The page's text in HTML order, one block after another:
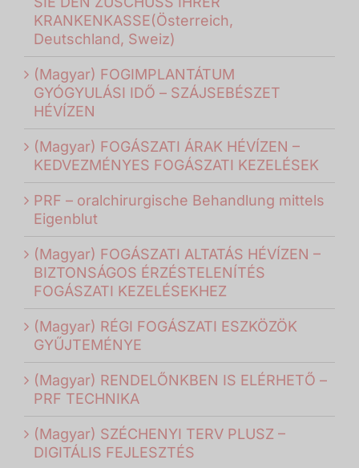
KRANKENKASSE(Österreich,
Deutschland, Sweiz)
(Magyar) FOGIMPLANTÁTUM
GYÓGYULÁSI IDŐ – SZÁJSEBÉSZET
HÉVÍZEN
(Magyar) FOGÁSZATI ÁRAK HÉVÍZEN –
KEDVEZMÉNYES FOGÁSZATI KEZELÉSEK
PRF – oralchirurgische Behandlung mittels
Eigenblut
(Magyar) FOGÁSZATI ALTATÁS HÉVÍZEN –
BIZTONSÁGOS ÉRZÉSTELENÍTÉS
FOGÁSZATI KEZELÉSEKHEZ
(Magyar) RÉGI FOGÁSZATI ESZKÖZÖK
GYŰJTEMÉNYE
(Magyar) RENDELŐNKBEN IS ELÉRHETŐ –
PRF TECHNIKA
(Magyar) SZÉCHENYI TERV PLUSZ –
DIGITÁLIS FEJLESZTÉS